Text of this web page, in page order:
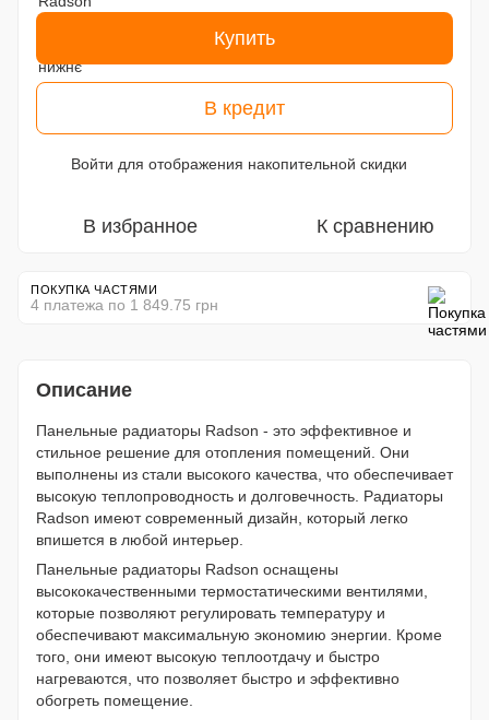
Купить
В кредит
Войти для отображения накопительной скидки
В избранное К сравнению
ПОКУПКА ЧАСТЯМИ
4 платежа по 1 849.75 грн
Описание
Панельные радиаторы Radson - это эффективное и
стильное решение для отопления помещений. Они
выполнены из стали высокого качества, что обеспечивает
высокую теплопроводность и долговечность. Радиаторы
Radson имеют современный дизайн, который легко
впишется в любой интерьер.
Панельные радиаторы Radson оснащены
высококачественными термостатическими вентилями,
которые позволяют регулировать температуру и
обеспечивают максимальную экономию энергии. Кроме
того, они имеют высокую теплоотдачу и быстро
нагреваются, что позволяет быстро и эффективно
обогреть помещение.